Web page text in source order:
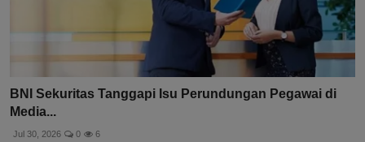
BNI Sekuritas Tanggapi Isu Perundungan Pegawai di
Media...
Jul 30, 2026 0 6